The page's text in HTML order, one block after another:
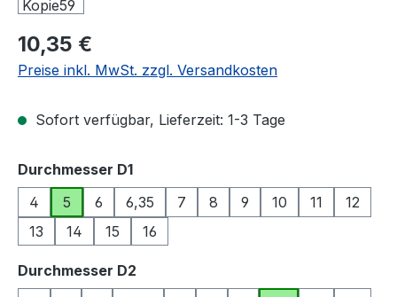
Regulärer Preis:
10,35 €
Preise inkl. MwSt. zzgl. Versandkosten
Sofort verfügbar, Lieferzeit: 1-3 Tage
Durchmesser D1auswählen
4
5 6 6,35 7 8 9 10 11
12
13
14 15 16
Durchmesser D2